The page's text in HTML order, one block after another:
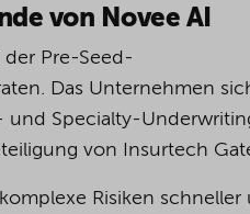
von Novee AI
der Pre-Seed-
Das Unternehmen
und Specialty-
von Insurtech
Risiken schneller